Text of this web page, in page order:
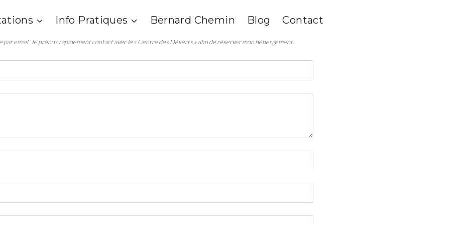
Info Pratiques Bernard Chemin Blog Contact
de payer en ligne 100€, non remboursable après le 15 juin 2026. Je m’engage à régler le
par email. Je prends rapidement contact avec le « Centre des Déserts » afin de réserver mon hébergement.